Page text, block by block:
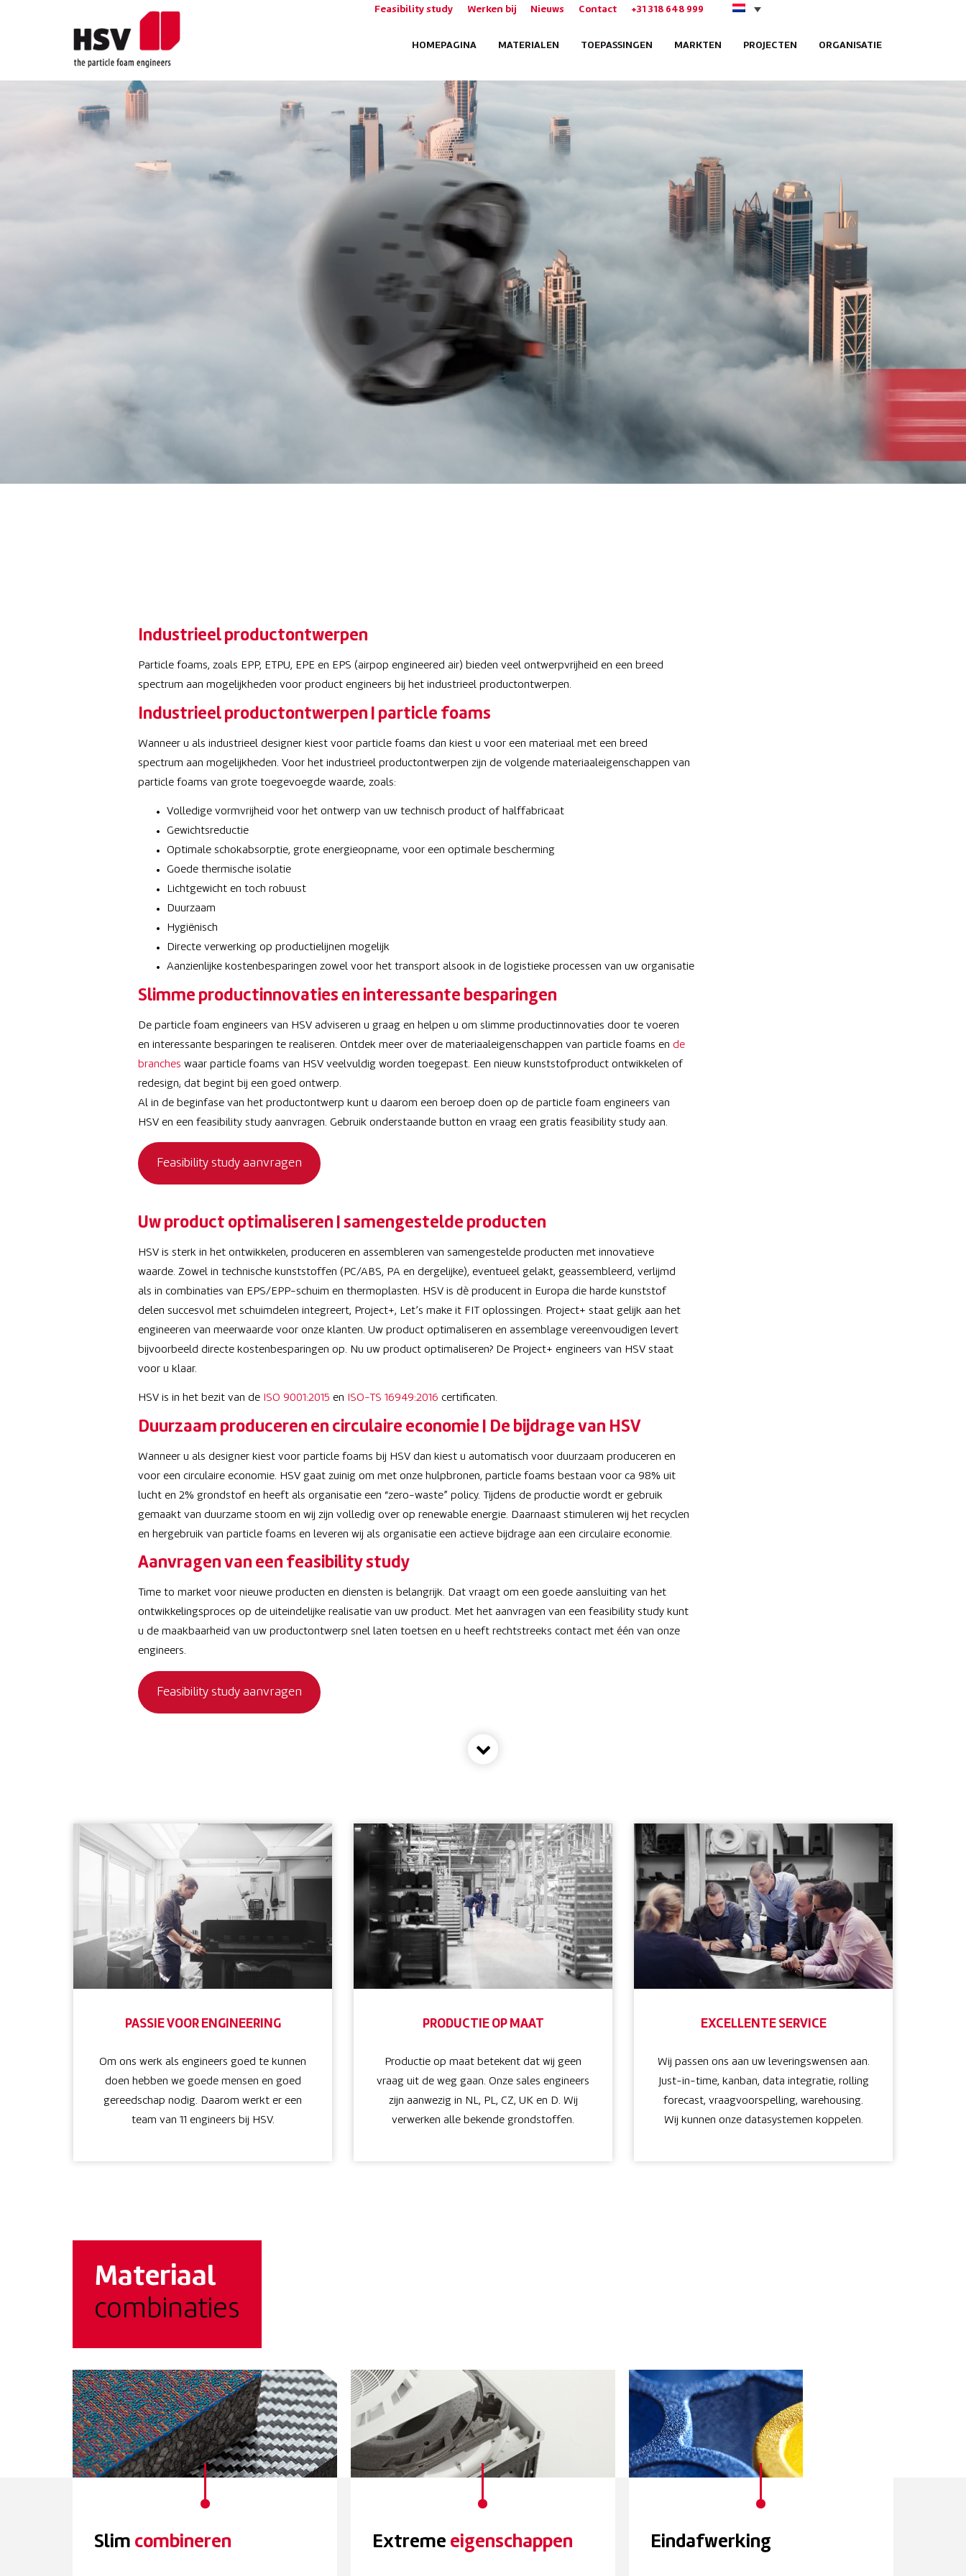
Feasibility study Werken bij Nieuws Contact +31 318 648 999
HOMEPAGINA MATERIALEN TOEPASSINGEN MARKTEN PROJECTEN ORGANISATIE
Industrieel productontwerpen
Particle foams, zoals EPP, ETPU, EPE en EPS (airpop engineered air) bieden veel ontwerpvrijheid en een breed
spectrum aan mogelijkheden voor product engineers bij het industrieel productontwerpen.
Industrieel productontwerpen | particle foams
Wanneer u als industrieel designer kiest voor particle foams dan kiest u voor een materiaal met een breed
spectrum aan mogelijkheden. Voor het industrieel productontwerpen zijn de volgende materiaaleigenschappen van
particle foams van grote toegevoegde waarde, zoals:
Volledige vormvrijheid voor het ontwerp van uw technisch product of halffabricaat
Gewichtsreductie
Optimale schokabsorptie, grote energieopname, voor een optimale bescherming
Goede thermische isolatie
Lichtgewicht en toch robuust
Duurzaam
Hygiënisch
Directe verwerking op productielijnen mogelijk
Aanzienlijke kostenbesparingen zowel voor het transport alsook in de logistieke processen van uw organisatie
Slimme productinnovaties en interessante besparingen
De particle foam engineers van HSV adviseren u graag en helpen u om slimme productinnovaties door te voeren
en interessante besparingen te realiseren. Ontdek meer over de materiaaleigenschappen van particle foams en de
branches waar particle foams van HSV veelvuldig worden toegepast. Een nieuw kunststofproduct ontwikkelen of
redesign; dat begint bij een goed ontwerp.
Al in de beginfase van het productontwerp kunt u daarom een beroep doen op de particle foam engineers van
HSV en een feasibility study aanvragen. Gebruik onderstaande button en vraag een gratis feasibility study aan.
Feasibility study aanvragen
Uw product optimaliseren | samengestelde producten
HSV is sterk in het ontwikkelen, produceren en assembleren van samengestelde producten met innovatieve
waarde. Zowel in technische kunststoffen (PC/ABS, PA en dergelijke), eventueel gelakt, geassembleerd, verlijmd
als in combinaties van EPS/EPP-schuim en thermoplasten. HSV is dè producent in Europa die harde kunststof
delen succesvol met schuimdelen integreert, Project+, Let’s make it FIT oplossingen. Project+ staat gelijk aan het
engineeren van meerwaarde voor onze klanten. Uw product optimaliseren en assemblage vereenvoudigen levert
bijvoorbeeld directe kostenbesparingen op. Nu uw product optimaliseren? De Project+ engineers van HSV staat
voor u klaar.
HSV is in het bezit van de ISO 9001:2015 en ISO-TS 16949:2016 certificaten.
Duurzaam produceren en circulaire economie | De bijdrage van HSV
Wanneer u als designer kiest voor particle foams bij HSV dan kiest u automatisch voor duurzaam produceren en
voor een circulaire economie. HSV gaat zuinig om met onze hulpbronen, particle foams bestaan voor ca 98% uit
lucht en 2% grondstof en heeft als organisatie een “zero-waste” policy. Tijdens de productie wordt er gebruik
gemaakt van duurzame stoom en wij zijn volledig over op renewable energie. Daarnaast stimuleren wij het recyclen
en hergebruik van particle foams en leveren wij als organisatie een actieve bijdrage aan een circulaire economie.
Aanvragen van een feasibility study
Time to market voor nieuwe producten en diensten is belangrijk. Dat vraagt om een goede aansluiting van het
ontwikkelingsproces op de uiteindelijke realisatie van uw product. Met het aanvragen van een feasibility study kunt
u de maakbaarheid van uw productontwerp snel laten toetsen en u heeft rechtstreeks contact met één van onze
engineers.
Feasibility study aanvragen
PASSIE VOOR ENGINEERING
Om ons werk als engineers goed te kunnen
doen hebben we goede mensen en goed
gereedschap nodig. Daarom werkt er een
team van 11 engineers bij HSV.
PRODUCTIE OP MAAT
Productie op maat betekent dat wij geen
vraag uit de weg gaan. Onze sales engineers
zijn aanwezig in NL, PL, CZ, UK en D. Wij
verwerken alle bekende grondstoffen.
EXCELLENTE SERVICE
Wij passen ons aan uw leveringswensen aan.
Just-in-time, kanban, data integratie, rolling
forecast, vraagvoorspelling, warehousing.
Wij kunnen onze datasystemen koppelen.
Materiaal
combinaties
Slim combineren Extreme eigenschappen Eindafwerking